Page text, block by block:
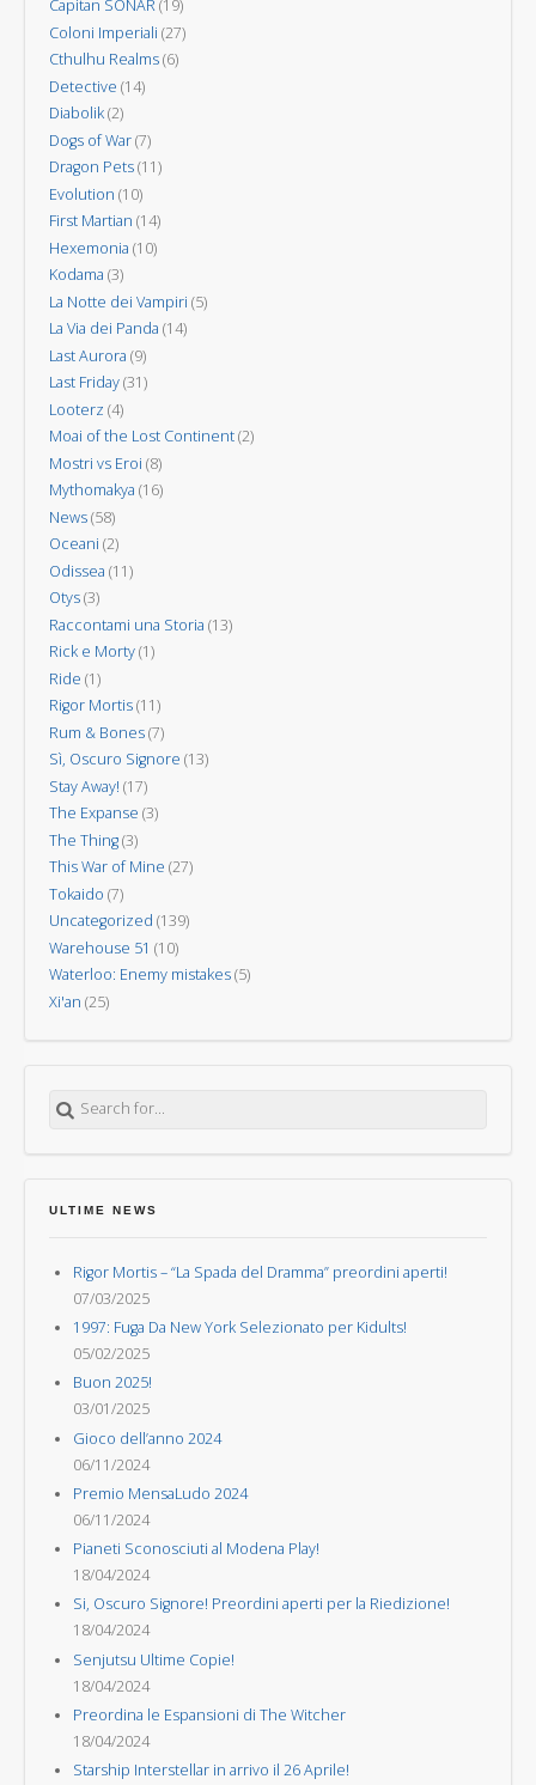
Capitan SONAR(19)
Coloni Imperiali (27)
Cthulhu Realms(6)
Detective (14)
Diabolik(2)
Dogs of War(7)
Dragon Pets(11)
Evolution (10)
First Martian (14)
Hexemonia (10)
Kodama (3)
La Notte dei Vampiri (5)
La Via dei Panda (14)
Last Aurora (9)
Last Friday(31)
Looterz (4)
Moai of the Lost Continent(2)
Mostri vs Eroi (8)
Mythomakya (16)
News(58)
Oceani (2)
Odissea (11)
Otys(3)
Raccontami una Storia (13)
Rick e Morty(1)
Ride (1)
Rigor Mortis(11)
Rum & Bones(7)
Sì, Oscuro Signore (13)
Stay Away! (17)
The Expanse (3)
The Thing(3)
This War of Mine (27)
Tokaido (7)
Uncategorized (139)
Warehouse 51 (10)
Waterloo: Enemy mistakes(5)
Xi'an (25)
ULTIME NEWS
Rigor Mortis – “La Spada del Dramma” preordini aperti!
07/03/2025
1997: Fuga Da New York Selezionato per Kidults!
05/02/2025
Buon 2025!
03/01/2025
Gioco dell’anno 2024
06/11/2024
Premio MensaLudo 2024
06/11/2024
Pianeti Sconosciuti al Modena Play!
18/04/2024
Si, Oscuro Signore! Preordini aperti per la Riedizione!
18/04/2024
Senjutsu Ultime Copie!
18/04/2024
Preordina le Espansioni di The Witcher
18/04/2024
Starship Interstellar in arrivo il 26 Aprile!